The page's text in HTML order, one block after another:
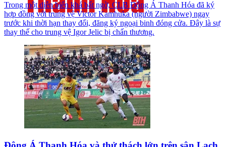
Trong một diễn biến khá bất ngờ, CLB Đông Á Thanh Hóa đã ký
hợp đồng với trung vệ Victor Kamhuka (người Zimbabwe) ngay
trước khi thời hạn thay đổi, đăng ký ngoại binh đóng cửa. Đây là sự
thay thế cho trung vệ Igor Jelic bị chấn thương.